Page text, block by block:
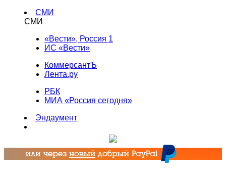
СМИ
СМИ
«Вести», Россия 1
ИС «Вести»
КоммерсантЪ
Лента.ру
РБК
МИА «Россия сегодня»
Эндаумент